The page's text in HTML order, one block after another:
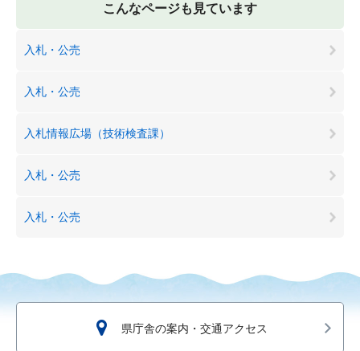
こんなページも見ています
入札・公売
入札・公売
入札情報広場（技術検査課）
入札・公売
入札・公売
県庁舎の案内・交通アクセス